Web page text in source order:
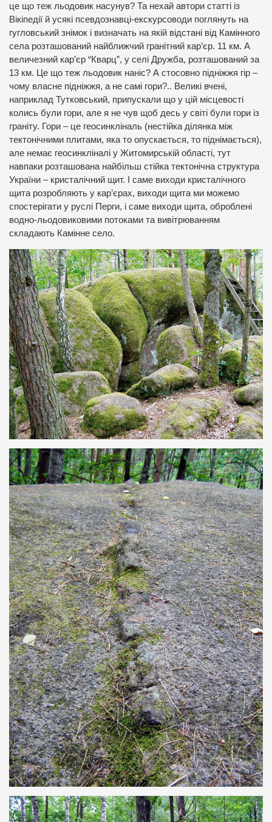
це що теж льодовик насунув? Та нехай автори статті із
Вікіпедії й усякі псевдознавці-екскурсоводи поглянуть на
гугловський знімок і визначать на якій відстані від Камінного
села розташований найближчий гранітний кар’єр. 11 км. А
величезний кар’єр “Кварц”, у селі Дружба, розташований за
13 км. Це що теж льодовик наніс? А стосовно підніжжя гір –
чому власне підніжжя, а не самі гори?.. Великі вчені,
наприклад Тутковський, припускали що у цій місцевості
колись були гори, але я не чув щоб десь у світі були гори із
граніту. Гори – це геосинкліналь (нестійка ділянка між
тектонічними плитами, яка то опускається, то піднімається),
але немає геосинкліналі у Житомирській області, тут
навпаки розташована найбільш стійка тектонічна структура
України – кристалічний щит. І саме виходи кристалічного
щита розробляють у кар’єрах, виходи щита ми можемо
спостерігати у руслі Перги, і саме виходи щита, оброблені
водно-льодовиковими потоками та вивітрюванням
складають Камінне село.